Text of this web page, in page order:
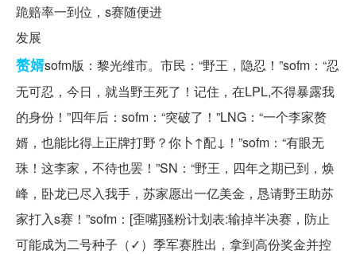
跪赔率一到位，s赛随便进
发展
赘婿sofm版：黎光维市。市民：“野王，隐忍！”sofm：“忍
无可忍，今日，就当野王死了！记住，在LPL,不得暴露我
的身份！”四年后：sofm：“突破了！”LNG：“一个李家赘
婿，也能比得上正牌打野？你卜↑配↓！”sofm：“有眼无
珠！这李家，不待也罢！”SN：“野王，四年之期已到，焕
峰，卧龙已尽入我手，苏家愿出一亿美金，恳请野王助苏
家打入s赛！”sofm：[歪嘴]骚粉计划表:输掉半决赛，防止
可能成为二号种子（✓）季军赛胜出，拿到高份奖金并控